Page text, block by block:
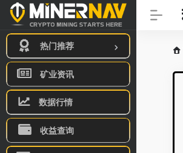
热门推荐
矿业资讯
数据行情
收益查询